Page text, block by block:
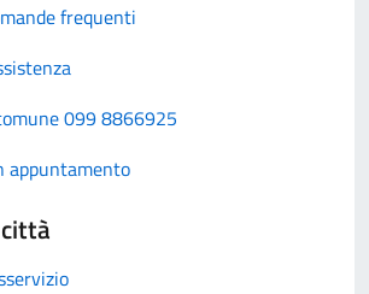
frequenti
099 8866925
appuntamento